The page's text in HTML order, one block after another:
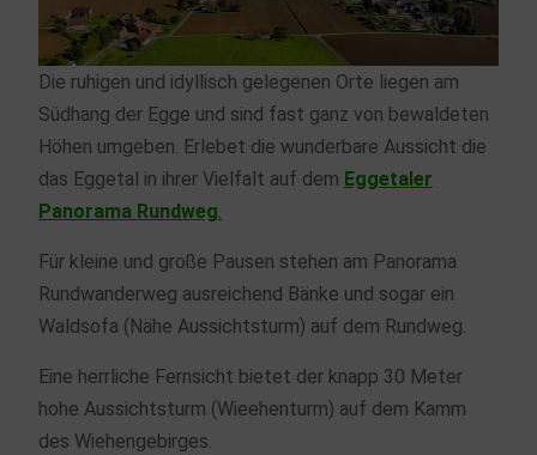
Die ruhigen und idyllisch gelegenen Orte liegen am
Südhang der Egge und sind fast ganz von bewaldeten
Höhen umgeben. Erlebet die wunderbare Aussicht die
das Eggetal in ihrer Vielfalt auf dem Eggetaler
Panorama Rundweg.
Für kleine und große Pausen stehen am Panorama
Rundwanderweg ausreichend Bänke und sogar ein
Waldsofa (Nähe Aussichtsturm) auf dem Rundweg.
Eine herrliche Fernsicht bietet der knapp 30 Meter
hohe Aussichtsturm (Wieehenturm) auf dem Kamm
des Wiehengebirges.